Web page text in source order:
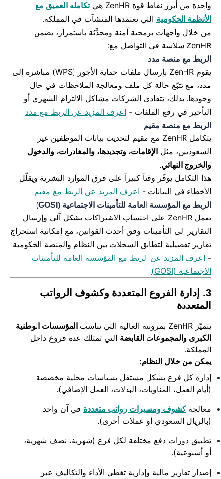
واحدة من أبرز نقاط قوة ZenHR هي
تكامله العميق مع
الأنظمة الحكومية التي تعتمدها المنشآت في المملكة.
من خلال واجهات برمجية آمنة ومحدَّثة باستمرار، يضمن
ZenHR سلاسة في التواصل مع:
الربط مع منصة مدد
يقوم ZenHR بإرسال ملفات حماية الأجور (WPS) مباشرة إلى
مدد، مع تتبّع حالة كل ملف ومعالجة الملاحظات في حال
وجودها. بذلك، تتفادى الشركات مشاكل الالتزام الشهري أو
التأخير في رفع الملفات - اعرف المزيد عن الربط مع مدد
الربط مع منصة مقيم
يتكامل ZenHR مع مقيم لتحديث بيانات الموظفين غير
السعوديين، مثل الإقامات، وتجديدها، والمغادرات، والدخول
والخروج النهائي.
هذا التكامل يوفّر وقتاً كبيراً على فرق الموارد البشرية ويقلّل
الأخطاء في البيانات - اعرف المزيد عن الربط مع مقيم
الربط مع المؤسسة العامة للتأمينات الاجتماعية (GOSI)
يعمل ZenHR على احتساب الاشتراكات بشكل آلي وإرسال
التقارير إلى التأمينات وفق أحدث القوانين، مع إمكانية استخراج
تقارير تفصيلية لتطابق السجلات بين النظام والمنصة الحكومية
- اعرف المزيد عن الربط مع المؤسسة العامة للتأمينات
الاجتماعية (GOSI)
3. إدارة الفروع المتعددة وكشوف الرواتب
المتعددة
يتميّز ZenHR بمرونته العالية التي تناسب
المؤسسات الوطنية
الكبرى والمجموعات القابضة التي تمتلك عدة فروع داخل
المملكة.
يمكن من خلال النظام:
إدارة كل فرع بشكل مستقل بسياسات محلية مخصصة
(أيام العمل، المناوبات، البدلات، العمل الإضافي).
معالجةكشوف ومسيرات رواتب متعددة في آن واحد
(بالريال السعودي أو عملات أخرى).
تطبيق دورات دفع مختلفة لكل فرع (شهرية، نصف شهرية،
أو أسبوعية).
إصدار تقارير مالية وإدارية تغطي الأداء والتكاليف عبر